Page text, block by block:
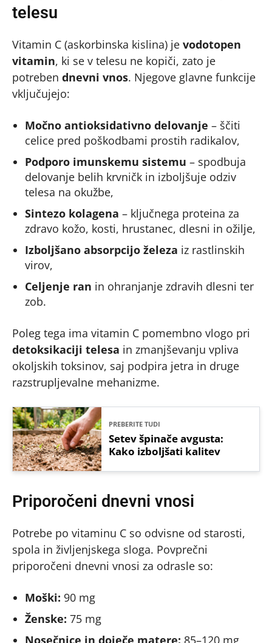
telesu
Vitamin C (askorbinska kislina) je vodotopen
vitamin, ki se v telesu ne kopiči, zato je
potreben dnevni vnos. Njegove glavne funkcije
vključujejo:
Močno antioksidativno delovanje – ščiti
celice pred poškodbami prostih radikalov,
Podporo imunskemu sistemu – spodbuja
delovanje belih krvničk in izboljšuje odziv
telesa na okužbe,
Sintezo kolagena – ključnega proteina za
zdravo kožo, kosti, hrustanec, dlesni in ožilje,
Izboljšano absorpcijo železa iz rastlinskih
virov,
Celjenje ran in ohranjanje zdravih dlesni ter
zob.
Poleg tega ima vitamin C pomembno vlogo pri
detoksikaciji telesa in zmanjševanju vpliva
okoljskih toksinov, saj podpira jetra in druge
razstrupljevalne mehanizme.
PREBERITE TUDI
Setev špinače avgusta:
Kako izboljšati kalitev
Priporočeni dnevni vnosi
Potrebe po vitaminu C so odvisne od starosti,
spola in življenjskega sloga. Povprečni
priporočeni dnevni vnosi za odrasle so:
Moški: 90 mg
Ženske: 75 mg
Nosečnice in doječe matere: 85–120 mg